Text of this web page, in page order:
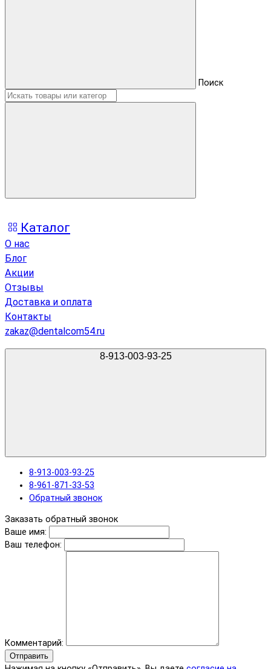
Поиск
Каталог
О нас
Блог
Акции
Отзывы
Доставка и оплата
Контакты
zakaz@dentalcom54.ru
8-913-003-93-25
8-913-003-93-25
8-961-871-33-53
Обратный звонок
Заказать обратный звонок
Ваше имя:
Ваш телефон:
Комментарий:
Отправить